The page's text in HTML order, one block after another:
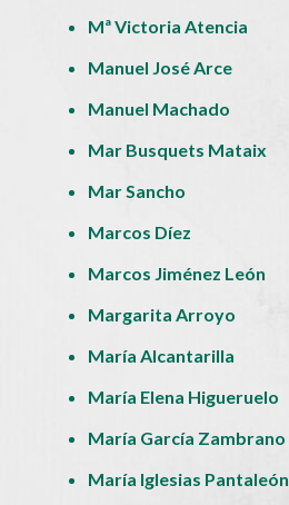
Mª Victoria Atencia
Manuel José Arce
Manuel Machado
Mar Busquets Mataix
Mar Sancho
Marcos Díez
Marcos Jiménez León
Margarita Arroyo
María Alcantarilla
María Elena Higueruelo
María García Zambrano
María Iglesias Pantaleón